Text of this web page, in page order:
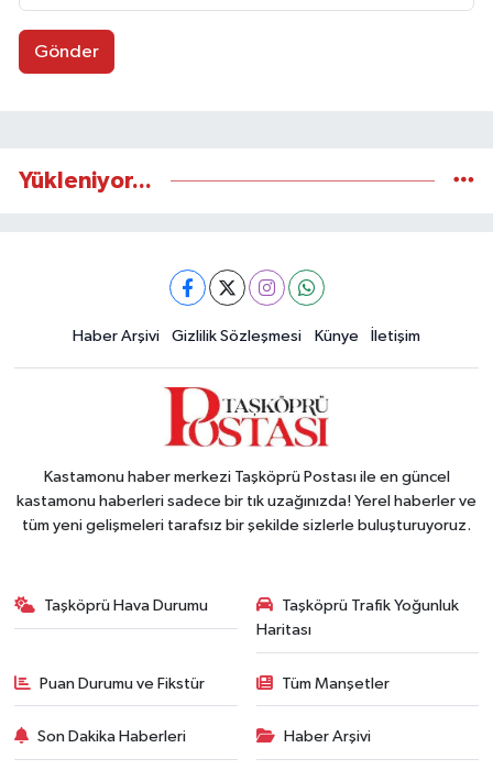
Gönder
Yükleniyor...
Haber Arşivi Gizlilik Sözleşmesi Künye İletişim
Kastamonu haber merkezi Taşköprü Postası ile en güncel
kastamonu haberleri sadece bir tık uzağınızda! Yerel haberler ve
tüm yeni gelişmeleri tarafsız bir şekilde sizlerle buluşturuyoruz.
Taşköprü Hava Durumu
Taşköprü Trafik Yoğunluk
Haritası
Puan Durumu ve Fikstür Tüm Manşetler
Son Dakika Haberleri Haber Arşivi